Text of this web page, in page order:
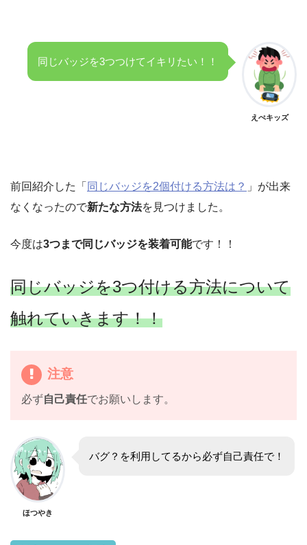
同じバッジを3つつけてイキリたい！！
えぺキッズ
前回紹介した「 同じバッジを2個付ける方法は？ 」が出来
なくなったので新たな方法を見つけました。
今度は3つまで同じバッジを装着可能です！！
同じバッジを3つ付ける方法について
触れていきます！！
注意
必ず自己責任でお願いします。
ほつやき
バグ？を利用してるから必ず自己責任で！